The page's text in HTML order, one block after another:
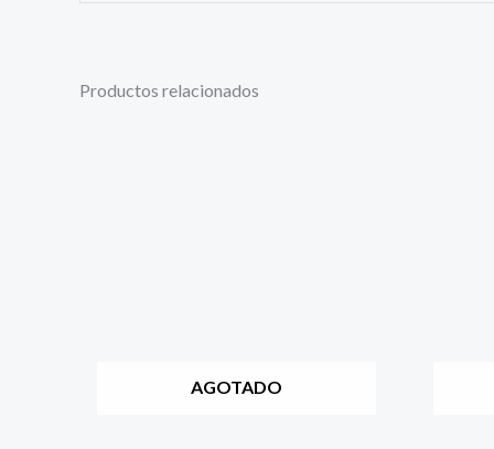
Productos relacionados
AGOTADO